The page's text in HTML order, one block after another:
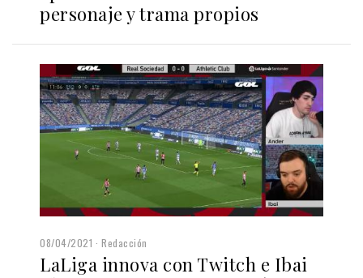
personaje y trama propios
08/04/2021 Redacción
LaLiga innova con Twitch e Ibai